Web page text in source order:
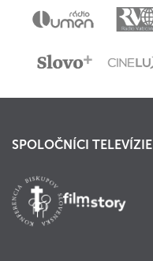
SPOLOČNÍCI TELEVÍZIE